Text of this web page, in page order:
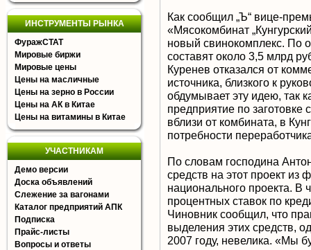
ИНСТРУМЕНТЫ РЫНКА
ФуражСТАТ
Мировые биржи
Мировые цены
Цены на масличные
Цены на зерно в России
Цены на АК в Китае
Цены на витамины в Китае
УЧАСТНИКАМ
Демо версии
Доска объявлений
Слежение за вагонами
Каталог предприятий АПК
Подписка
Прайс-листы
Вопросы и ответы
Как сообщил „Ъ“ вице-
«Мясокомбинат
новый свинокомплекс. По
составят около 3,5 млрд
Куренев отказался от
источника, близкого к
обдумывает эту идею, так
предприятие по
вблизи от комбината, в
потребности
По словам господина
средств на этот проект из
национального проекта. В
процентных ставок по
Чиновник сообщил, что
выделения этих средств,
2007 году, невелика. «Мы